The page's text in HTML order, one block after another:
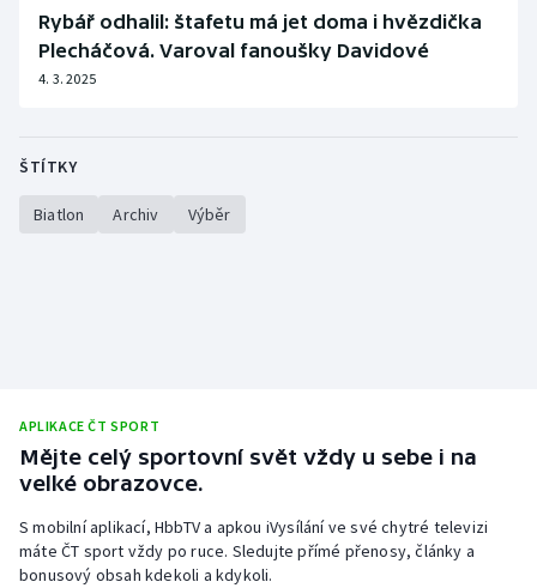
Rybář odhalil: štafetu má jet doma i hvězdička
Plecháčová. Varoval fanoušky Davidové
4. 3. 2025
ŠTÍTKY
Biatlon Archiv Výběr
APLIKACE ČT SPORT
Mějte celý sportovní svět vždy u sebe i na
velké obrazovce.
S mobilní aplikací, HbbTV a apkou iVysílání ve své chytré televizi
máte ČT sport vždy po ruce. Sledujte přímé přenosy, články a
bonusový obsah kdekoli a kdykoli.